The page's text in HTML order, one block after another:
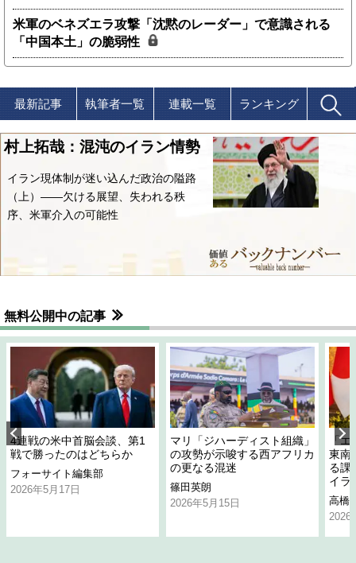
米軍のベネズエラ攻撃「沈黙のレーダー」で意識される
「中国本土」の脆弱性
最新記事 執筆者一覧 連載一覧 ランキング
村上拓哉：混沌のイラン情勢
イラン現体制が迷い込んだ政治の隘路
（上）――欠ける展望、失われる秩
序、米軍介入の可能性
無料公開中の記事
4連戦の米中首脳会談、第1
戦で勝ったのはどちらか
フォーサイト編集部
2026年5月17日
マリ「ジハーディスト組織」
の攻勢が示唆する西アフリカ
の更なる混迷
篠田英朗
2026年5月15日
「
東南
る課
イラ
高橋
2026